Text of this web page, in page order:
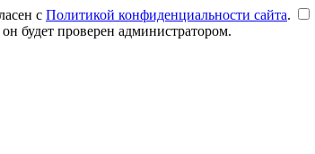
с Политикой конфиденциальности сайта.
будет проверен администратором.